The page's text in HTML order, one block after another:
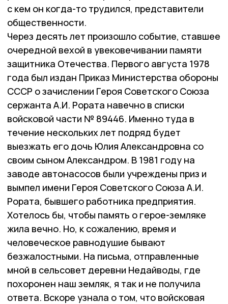
с кем он когда-то трудился, представители
общественности.
Через десять лет произошло событие, ставшее
очередной вехой в увековечивании памяти
защитника Отечества. Первого августа 1978
года был издан Приказ Министерства обороны
СССР о зачислении Героя Советского Союза
сержанта А.И. Рората навечно в списки
войсковой части № 89446. Именно туда в
течение нескольких лет подряд будет
выезжать его дочь Юлия Александровна со
своим сыном Александром. В 1981 году на
заводе автонасосов были учреждены приз и
вымпел имени Героя Советского Союза А.И.
Рората, бывшего работника предприятия.
Хотелось бы, чтобы память о герое-земляке
жила вечно. Но, к сожалению, время и
человеческое равнодушие бывают
безжалостными. На письма, отправленные
мной в сельсовет деревни Недайводы, где
похоронен наш земляк, я так и не получила
ответа. Вскоре узнала о том, что войсковая